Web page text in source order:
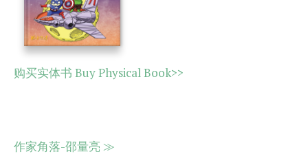
购买实体书 Buy Physical Book>>
作家角落-邵量亮 ≫